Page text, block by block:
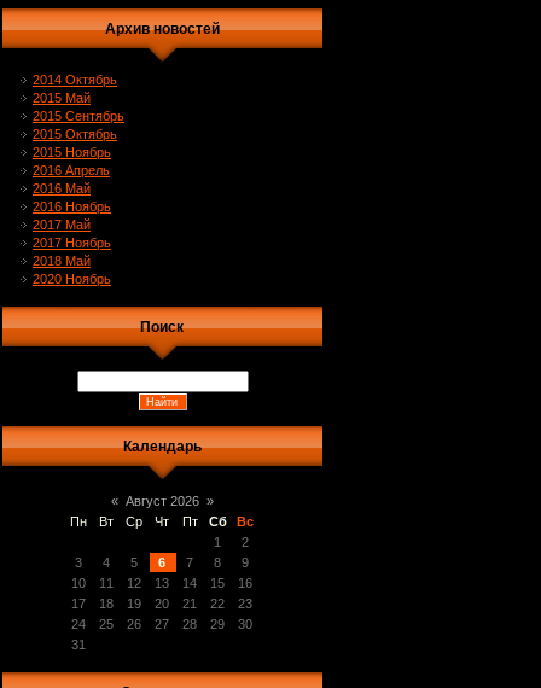
Архив новостей
2014 Октябрь
2015 Май
2015 Сентябрь
2015 Октябрь
2015 Ноябрь
2016 Апрель
2016 Май
2016 Ноябрь
2017 Май
2017 Ноябрь
2018 Май
2020 Ноябрь
Поиск
Календарь
« Август 2026 »
Пн
Вт Ср Чт Пт Сб
Вс
1
2
3
4 5 6 7 8
9
10
11 12 13 14 15
16
17
18 19 20 21 22
23
24
25 26 27 28 29
30
31